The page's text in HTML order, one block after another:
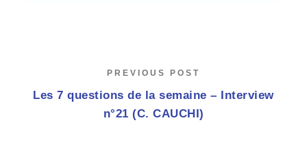
PREVIOUS POST
Les 7 questions de la semaine – Interview
n°21 (C. CAUCHI)